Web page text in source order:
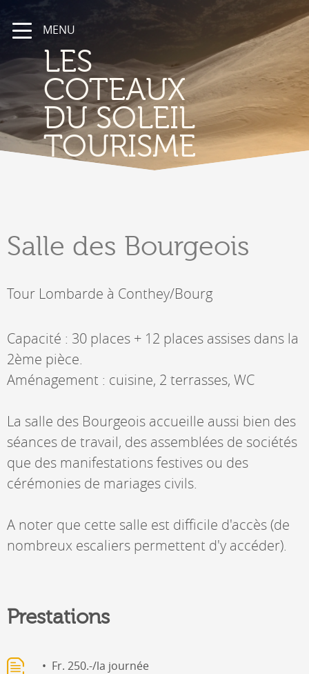
MENU
LES
COTEAUX
DU SOLEIL
TOURISME
Salle des Bourgeois
Tour Lombarde à Conthey/Bourg
Capacité : 30 places + 12 places assises dans la
2ème pièce.
Aménagement : cuisine, 2 terrasses, WC
La salle des Bourgeois accueille aussi bien des
séances de travail, des assemblées de sociétés
que des manifestations festives ou des
cérémonies de mariages civils.
A noter que cette salle est difficile d'accès (de
nombreux escaliers permettent d'y accéder).
Prestations
Fr. 250.-/la journée